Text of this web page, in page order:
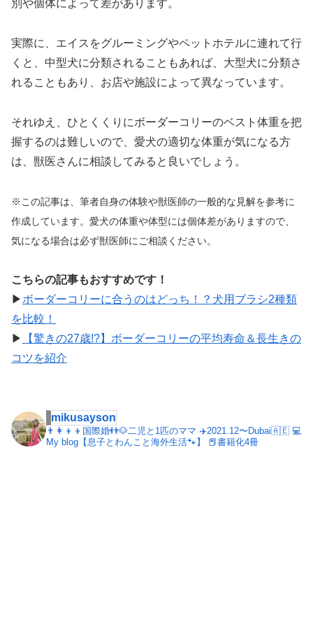
別や個体によって差があります。
実際に、エイスをグルーミングやペットホテルに連れて行
くと、中型犬に分類されることもあれば、大型犬に分類さ
れることもあり、お店や施設によって異なっています。
それゆえ、ひとくくりにボーダーコリーのベスト体重を把
握するのは難しいので、愛犬の適切な体重が気になる方
は、獣医さんに相談してみると良いでしょう。
※この記事は、筆者自身の体験や獣医師の一般的な見解を参考に
作成しています。愛犬の体重や体型には個体差がありますので、
気になる場合は必ず獣医師にご相談ください。
こちらの記事もおすすめです！
▶︎ ボーダーコリーに合うのはどっち！？犬用ブラシ2種類
を比較！
▶︎
【驚きの27歳!?】ボーダーコリーの平均寿命＆長生きの
コツを紹介
mikusayson
👨‍👩‍👦‍👦国際婚👬🐶二児と1匹のママ ✈️2021.12〜Dubai🇦🇪 💻
My blog【息子とわんこと海外生活🐾】
📕書籍化4冊